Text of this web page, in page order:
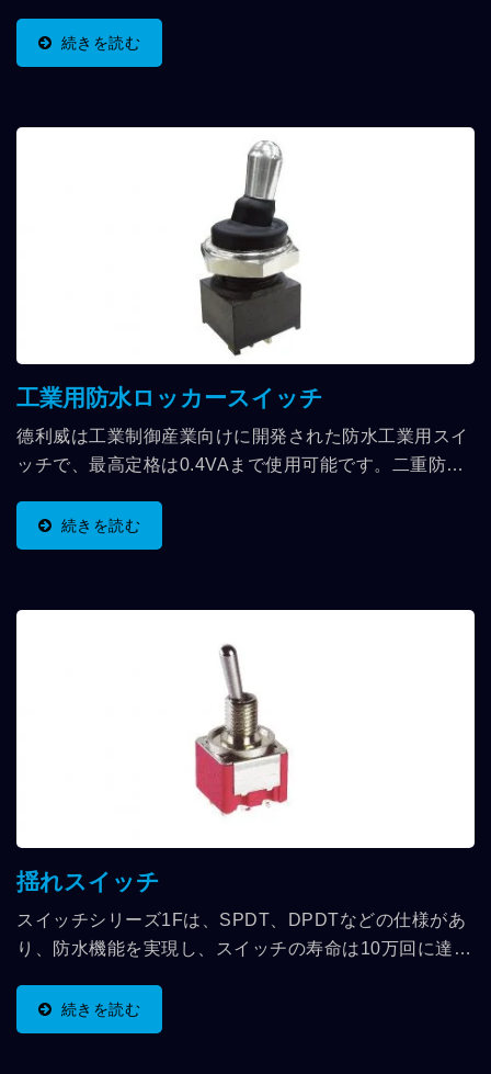
能への影響を防ぐため、防水シールドの設計が採用され
ています。SPDT、DPDT、3PDTなどの仕様が選択で
ています。...
続きを読む
工業用防水ロッカースイッチ
德利威は工業制御産業向けに開発された防水工業用スイ
ッチで、最高定格は0.4VAまで使用可能です。二重防護
提供し、防水性能の強度をさらに向上させ、ユーザーが
選択できる多様なスイッチ機能を提供します。
続きを読む
揺れスイッチ
スイッチシリーズ1Fは、SPDT、DPDTなどの仕様があ
り、防水機能を実現し、スイッチの寿命は10万回に達
続きを読む